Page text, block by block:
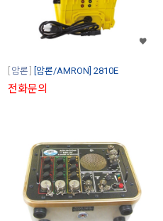
암론 [암론/AMRON] 2810E
전화문의